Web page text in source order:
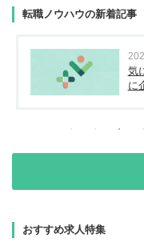
転職ノウハウの新着記事
気
に
おすすめ求人特集